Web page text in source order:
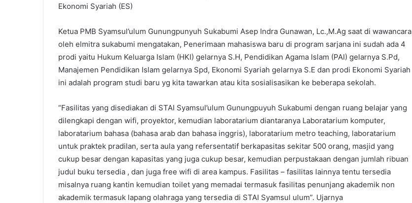
Ekonomi Syariah (ES)
Ketua PMB Syamsul’ulum Gunungpunyuh Sukabumi Asep Indra Gunawan, Lc.,M.Ag saat di wawancara
oleh elmitra sukabumi mengatakan, Penerimaan mahasiswa baru di program sarjana ini sudah ada 4
prodi yaitu Hukum Keluarga Islam (HKI) gelarnya S.H, Pendidikan Agama Islam (PAI) gelarnya S.Pd,
Manajemen Pendidikan Islam gelarnya Spd, Ekonomi Syariah gelarnya S.E dan prodi Ekonomi Syariah
ini adalah program studi baru yg kita tawarkan atau kita sosialisasikan ke beberapa sekolah.
“Fasilitas yang disediakan di STAI Syamsul’ulum Gunungpuyuh Sukabumi dengan ruang belajar yang
dilengkapi dengan wifi, proyektor, kemudian laboratarium diantaranya Laboratarium komputer,
laboratarium bahasa (bahasa arab dan bahasa inggris), laboratarium metro teaching, laboratarium
untuk praktek pradilan, serta aula yang refersentatif berkapasitas sekitar 500 orang, masjid yang
cukup besar dengan kapasitas yang juga cukup besar, kemudian perpustakaan dengan jumlah ribuan
judul buku tersedia , dan juga free wifi di area kampus. Fasilitas – fasilitas lainnya tentu tersedia
misalnya ruang kantin kemudian toilet yang memadai termasuk fasilitas penunjang akademik non
akademik termasuk lapang olahraga yang tersedia di STAI Syamsul ulum”. Ujarnya